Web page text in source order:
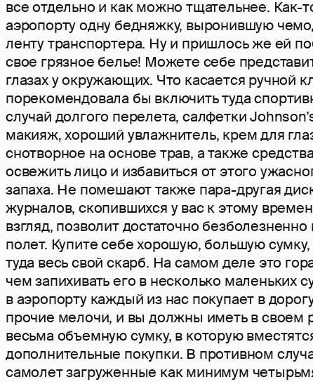
все отдельно и как можно тщательнее. Как-
аэропорту одну бедняжку, выронившую
ленту транспортера. Ну и пришлось же ей
свое грязное белье! Можете себе
глазах у окружающих. Что касается ручной
порекомендовала бы включить туда
случай долгого перелета, салфетки
макияж, хороший увлажнитель, крем для
снотворное на основе трав, а также
освежить лицо и избавиться от этого
запаха. Не помешают также пара-другая
журналов, скопившихся у вас к этому
взгляд, позволит достаточно
полет. Купите себе хорошую, большую
туда весь свой скарб. На самом деле это
чем запихивать его в несколько маленьких
в аэропорту каждый из нас покупает в
прочие мелочи, и вы должны иметь в своем
весьма объемную сумку, в которую
дополнительные покупки. В противном
самолет загруженные как минимум